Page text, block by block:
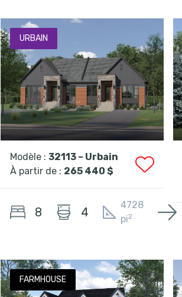
URBAIN
Modèle :32113 – Urbain
À partir de : 265 440 $
8 4
4728
pi2
FARMHOUSE